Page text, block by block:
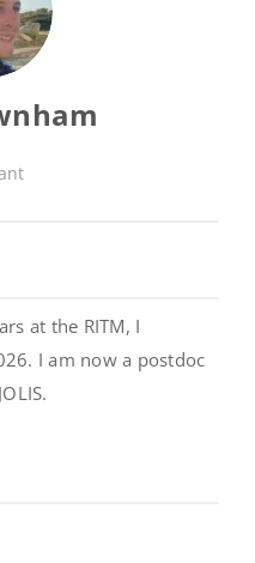
at the RITM, I
I am now a postdoc